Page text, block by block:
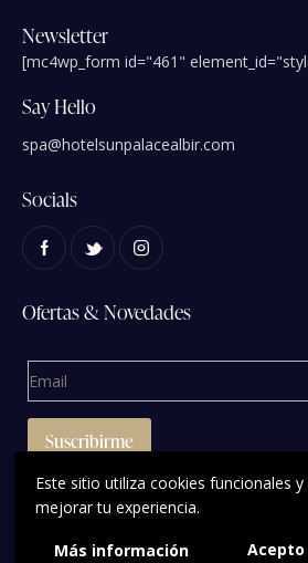
Este sitio utiliza cookies funcionales
mejorar tu experiencia.
Más información Acepto
Newsletter
[mc4wp_form id="461"
Say Hello
spa@hotelsunpalacealbir.com
Socials
Ofertas & Novedades